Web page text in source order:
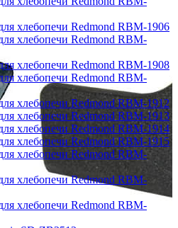
хлебопечи Redmond RBM-1906
хлебопечи Redmond RBM-
хлебопечи Redmond RBM-1908
хлебопечи Redmond RBM-
хлебопечи Redmond RBM-1912
хлебопечи Redmond RBM-1913
хлебопечи Redmond RBM-1914
хлебопечи Redmond RBM-1915
хлебопечи Redmond RBM-
хлебопечи Redmond RBM-
хлебопечи Redmond RBM-